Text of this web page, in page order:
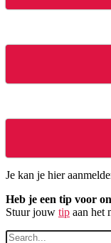
Je kan je hier
Heb je een tip voor
Stuur jouw tip aan het